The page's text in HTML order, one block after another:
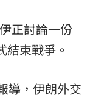
正討論一份
束戰爭。
導，伊朗外交